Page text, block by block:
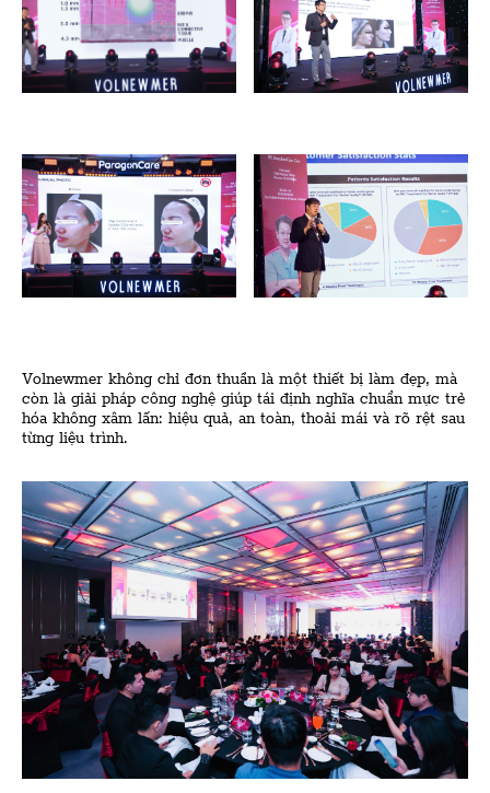
Volnewmer không chỉ đơn thuần là một thiết bị làm đẹp, mà
còn là giải pháp công nghệ giúp tái định nghĩa chuẩn mực trẻ
hóa không xâm lấn: hiệu quả, an toàn, thoải mái và rõ rệt sau
từng liệu trình.